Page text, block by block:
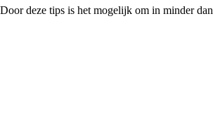
deze tips is het mogelijk om in minder